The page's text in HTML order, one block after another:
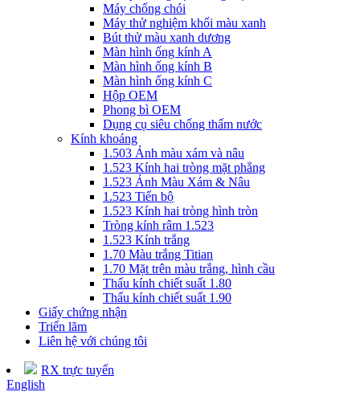
Máy chống chói
Máy thử nghiệm khối màu xanh
Bút thử màu xanh dương
Màn hình ống kính A
Màn hình ống kính B
Màn hình ống kính C
Hộp OEM
Phong bì OEM
Dụng cụ siêu chống thấm nước
Kính khoáng
1.503 Ảnh màu xám và nâu
1.523 Kính hai tròng mặt phẳng
1.523 Ảnh Màu Xám & Nâu
1.523 Tiến bộ
1.523 Kính hai tròng hình tròn
Tròng kính râm 1.523
1.523 Kính trắng
1.70 Màu trắng Titian
1.70 Mặt trên màu trắng, hình cầu
Thấu kính chiết suất 1.80
Thấu kính chiết suất 1.90
Giấy chứng nhận
Triển lãm
Liên hệ với chúng tôi
RX trực tuyến
English